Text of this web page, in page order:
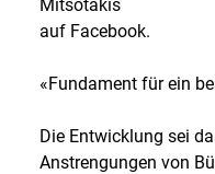
Mitsotakis
auf Facebook.
«Fundament für ein
Die Entwicklung sei
Anstrengungen von